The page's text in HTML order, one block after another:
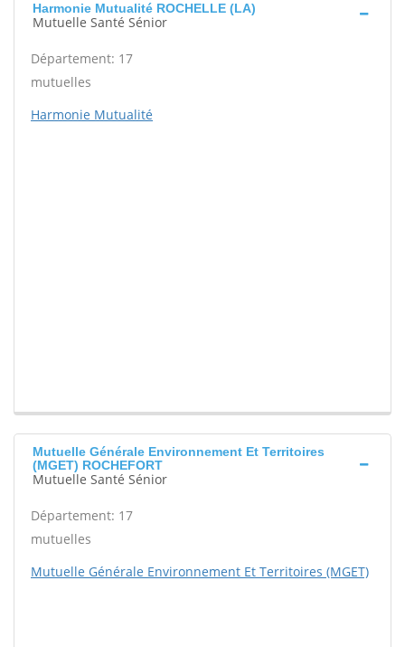
Harmonie Mutualité ROCHELLE (LA)
Mutuelle Santé Sénior
Département: 17
mutuelles
Harmonie Mutualité
Mutuelle Générale Environnement Et Territoires
(MGET) ROCHEFORT
Mutuelle Santé Sénior
Département: 17
mutuelles
Mutuelle Générale Environnement Et Territoires (MGET)